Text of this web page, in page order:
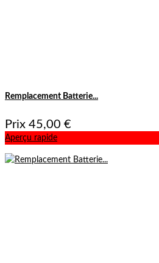
Remplacement Batterie...
Prix 45,00 €
Aperçu rapide